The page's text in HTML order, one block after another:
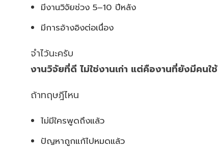
มีงานวิจัยช่วง 5–10 ปีหลัง
มีการอ้างอิงต่อเนื่อง
จำไว้นะครับ
งานวิจัยที่ดี ไม่ใช่งานเก่า แต่คืองานที่ยังมีคนใช้
ถ้าทฤษฎีไหน
ไม่มีใครพูดถึงแล้ว
ปัญหาถูกแก้ไปหมดแล้ว